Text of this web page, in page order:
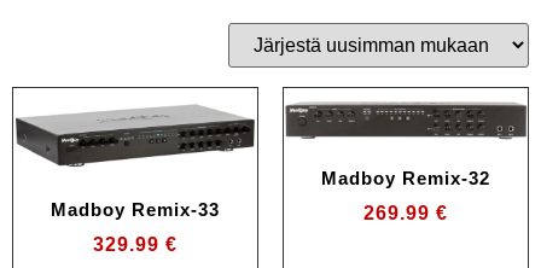
Madboy Remix-33
329.99 €
Madboy Remix-32
269.99 €